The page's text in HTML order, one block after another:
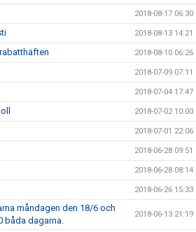
2018-08-17 06:30
2018-08-13 14:21
2018-08-10 06:26
2018-07-09 07:11
2018-07-04 17:47
2018-07-02 10:00
2018-07-01 22:06
2018-06-28 09:51
2018-06-28 08:14
2018-06-26 15:33
måndagen den 18/6 och
båda dagarna.
2018-06-13 21:19